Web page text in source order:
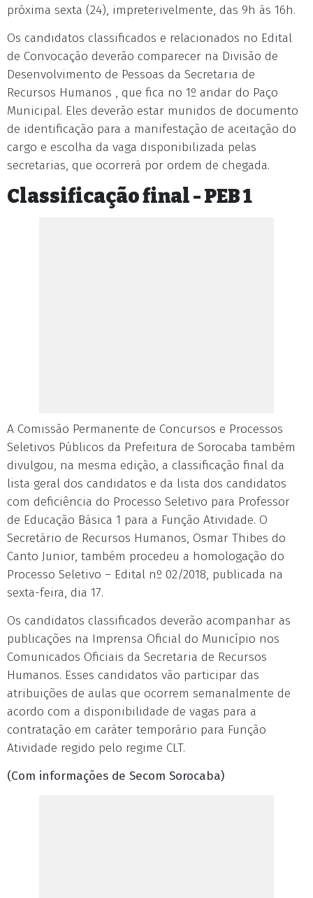
próxima sexta (24), impreterivelmente, das 9h às 16h.
Os candidatos classificados e relacionados no Edital
de Convocação deverão comparecer na Divisão de
Desenvolvimento de Pessoas da Secretaria de
Recursos Humanos , que fica no 1º andar do Paço
Municipal. Eles deverão estar munidos de documento
de identificação para a manifestação de aceitação do
cargo e escolha da vaga disponibilizada pelas
secretarias, que ocorrerá por ordem de chegada.
Classificação final - PEB 1
A Comissão Permanente de Concursos e Processos
Seletivos Públicos da Prefeitura de Sorocaba também
divulgou, na mesma edição, a classificação final da
lista geral dos candidatos e da lista dos candidatos
com deficiência do Processo Seletivo para Professor
de Educação Básica 1 para a Função Atividade. O
Secretário de Recursos Humanos, Osmar Thibes do
Canto Junior, também procedeu a homologação do
Processo Seletivo – Edital nº 02/2018, publicada na
sexta-feira, dia 17.
Os candidatos classificados deverão acompanhar as
publicações na Imprensa Oficial do Município nos
Comunicados Oficiais da Secretaria de Recursos
Humanos. Esses candidatos vão participar das
atribuições de aulas que ocorrem semanalmente de
acordo com a disponibilidade de vagas para a
contratação em caráter temporário para Função
Atividade regido pelo regime CLT.
(Com informações de Secom Sorocaba)